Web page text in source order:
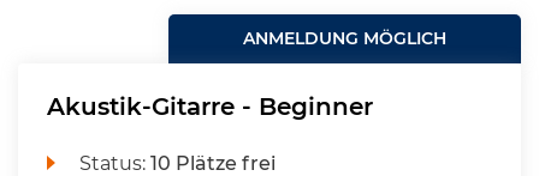
ANMELDUNG MÖGLICH
Akustik-Gitarre - Beginner
Status:10 Plätze frei